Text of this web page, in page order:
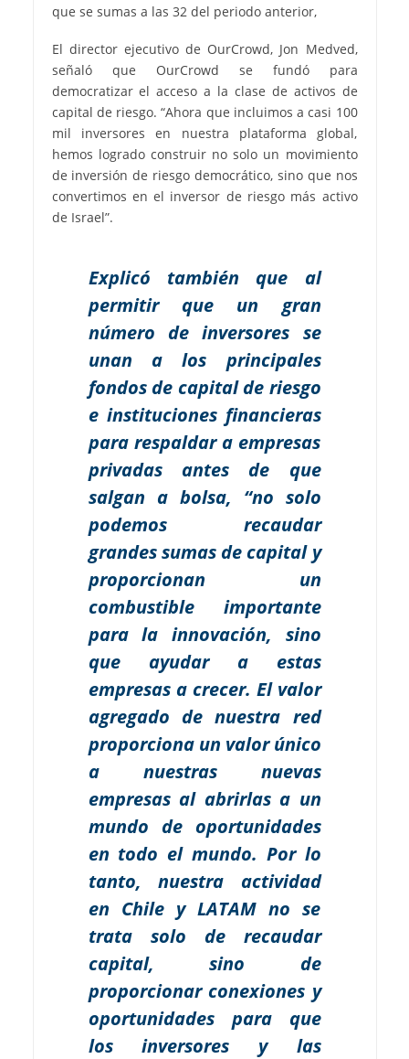
que se sumas a las 32 del periodo anterior,
El director ejecutivo de OurCrowd, Jon Medved,
señaló que OurCrowd se fundó para
democratizar el acceso a la clase de activos de
capital de riesgo. “Ahora que incluimos a casi 100
mil inversores en nuestra plataforma global,
hemos logrado construir no solo un movimiento
de inversión de riesgo democrático, sino que nos
convertimos en el inversor de riesgo más activo
de Israel”.
Explicó también que al
permitir que un gran
número de inversores se
unan a los principales
fondos de capital de riesgo
e instituciones financieras
para respaldar a empresas
privadas antes de que
salgan a bolsa, “no solo
podemos recaudar
grandes sumas de capital y
proporcionan un
combustible importante
para la innovación, sino
que ayudar a estas
empresas a crecer. El valor
agregado de nuestra red
proporciona un valor único
a nuestras nuevas
empresas al abrirlas a un
mundo de oportunidades
en todo el mundo. Por lo
tanto, nuestra actividad
en Chile y LATAM no se
trata solo de recaudar
capital, sino de
proporcionar conexiones y
oportunidades para que
los inversores y las